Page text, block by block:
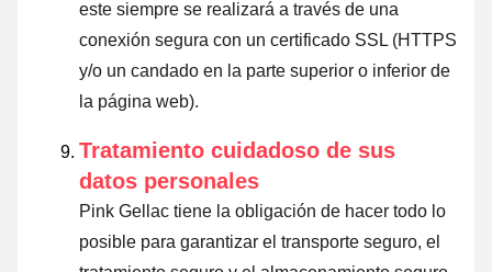
este siempre se realizará a través de una
conexión segura con un certificado SSL (HTTPS
y/o un candado en la parte superior o inferior de
la página web).
Tratamiento cuidadoso de sus
datos personales
Pink Gellac tiene la obligación de hacer todo lo
posible para garantizar el transporte seguro, el